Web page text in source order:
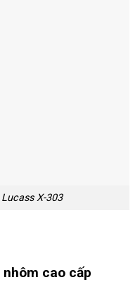
X-303
ôm cao cấp